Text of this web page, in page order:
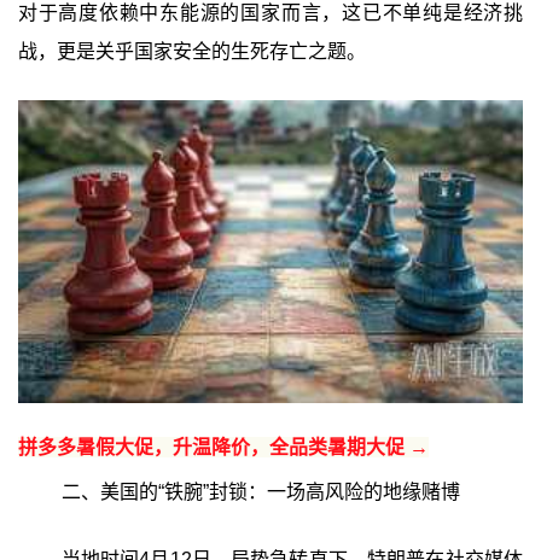
对于高度依赖中东能源的国家而言，这已不单纯是经济挑
战，更是关乎国家安全的生死存亡之题。
拼多多暑假大促，升温降价，全品类暑期大促 →
二、美国的“铁腕”封锁：一场高风险的地缘赌博